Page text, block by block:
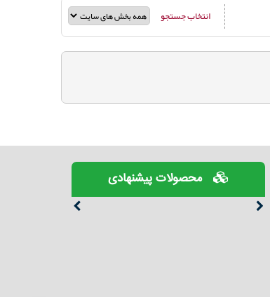
انتخاب جستجو
محصولات پیشنهادی